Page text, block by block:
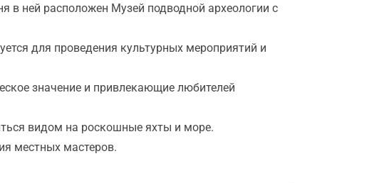
в ней расположен Музей подводной археологии с
для проведения культурных мероприятий и
значение и привлекающие любителей
видом на роскошные яхты и море.
местных мастеров.